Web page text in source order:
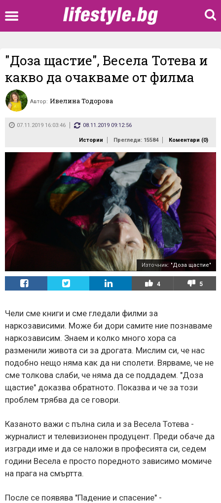
"Доза щастие", Весела Тотева и
какво да очакваме от филма
Автор: Ивелина Тодорова
07.11.2019 16:03:46 08.11.2019 09:12:56
Истории Прегледи: 15584 Коментари (0)
Източник: "Доза щастие"
4 5
Чели сме книги и сме гледали филми за
наркозависими. Може би дори самите ние познаваме
наркозависим. Знаем и колко много хора са
разменили живота си за дрогата. Мислим си, че нас
подобно нещо няма как да ни сполети. Вярваме, че не
сме толкова слаби, че няма да се поддадем. "Доза
щастие" доказва обратното. Показва и че за този
проблем трябва да се говори.
Казаното важи с пълна сила и за Весела Тотева -
журналист и телевизионен продуцент. Преди обаче да
изгради име и да се наложи в професията си, седем
години Весела е просто поредното зависимо момиче
на прага на смъртта.
После се появява "Падение и спасение" -